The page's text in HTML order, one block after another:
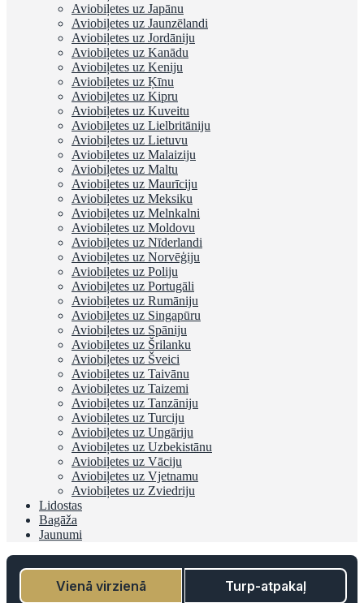
Aviobiļetes uz Japānu
Aviobiļetes uz Jaunzēlandi
Aviobiļetes uz Jordāniju
Aviobiļetes uz Kanādu
Aviobiļetes uz Keniju
Aviobiļetes uz Ķīnu
Aviobiļetes uz Kipru
Aviobiļetes uz Kuveitu
Aviobiļetes uz Lielbritāniju
Aviobiļetes uz Lietuvu
Aviobiļetes uz Malaiziju
Aviobiļetes uz Maltu
Aviobiļetes uz Maurīciju
Aviobiļetes uz Meksiku
Aviobiļetes uz Melnkalni
Aviobiļetes uz Moldovu
Aviobiļetes uz Nīderlandi
Aviobiļetes uz Norvēģiju
Aviobiļetes uz Poliju
Aviobiļetes uz Portugāli
Aviobiļetes uz Rumāniju
Aviobiļetes uz Singapūru
Aviobiļetes uz Spāniju
Aviobiļetes uz Šrilanku
Aviobiļetes uz Šveici
Aviobiļetes uz Taivānu
Aviobiļetes uz Taizemi
Aviobiļetes uz Tanzāniju
Aviobiļetes uz Turciju
Aviobiļetes uz Ungāriju
Aviobiļetes uz Uzbekistānu
Aviobiļetes uz Vāciju
Aviobiļetes uz Vjetnamu
Aviobiļetes uz Zviedriju
Lidostas
Bagāža
Jaunumi
Vienā virzienā Turp-atpakaļ